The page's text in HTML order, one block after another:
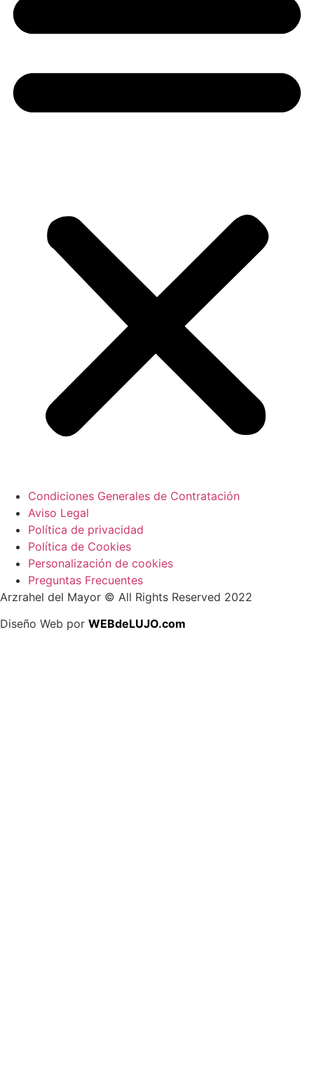
Condiciones Generales de Contratación
Aviso Legal
Política de privacidad
Política de Cookies
Personalización de cookies
Preguntas Frecuentes
Arzrahel del Mayor © All Rights Reserved 2022
Diseño Web por WEBdeLUJO.com